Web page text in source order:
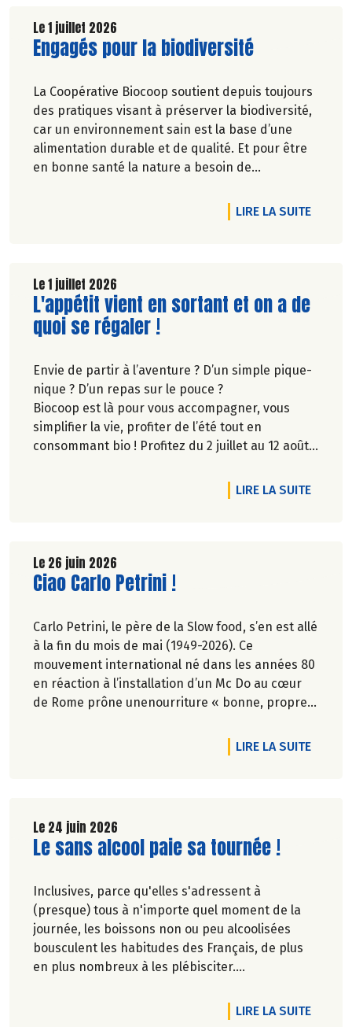
Le 1 juillet 2026
Lire la suite de l'article
Engagés pour la biodiversité
La Coopérative Biocoop soutient depuis toujours
des pratiques visant à préserver la biodiversité,
car un environnement sain est la base d’une
alimentation durable et de qualité. Et pour être
en bonne santé la nature a besoin de
LIRE LA SUITEDE
Le 1 juillet 2026
Lire la suite de l'article
L'appétit vient en sortant et on a de
quoi se régaler !
Envie de partir à l’aventure ? D’un simple pique-
nique ? D’un repas sur le pouce ?
Biocoop est là pour vous accompagner, vous
simplifier la vie, profiter de l’été tout en
consommant bio ! Profitez du 2 juillet au 12 août
LIRE LA SUITEDE
Le 26 juin 2026
Lire la suite de l'article
Ciao Carlo Petrini !
Carlo Petrini, le père de la Slow food, s’en est allé
à la fin du mois de mai (1949-2026). Ce
mouvement international né dans les années 80
en réaction à l’installation d’un Mc Do au cœur
de Rome prône unenourriture « bonne, propre
republions ici l’entretien qu’il avait accordé
àCulture Bioen 2018,et qui reste totalement
LIRE LA SUITEDE
Le 24 juin 2026
Lire la suite de l'article
Le sans alcool paie sa tournée !
Inclusives, parce qu'elles s'adressent à
(presque) tous à n'importe quel moment de la
journée, les boissons non ou peu alcoolisées
bousculent les habitudes des Français, de plus
en plus nombreux à les plébisciter.
LIRE LA SUITEDE